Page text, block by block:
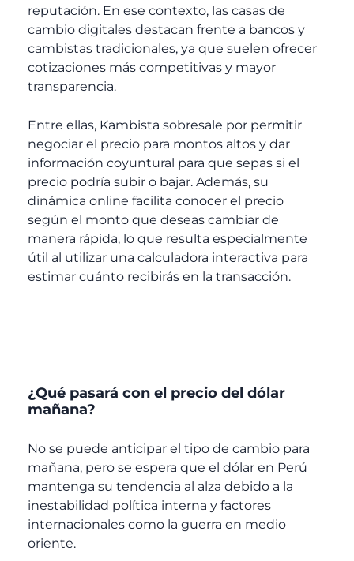
reputación. En ese contexto, las casas de
cambio digitales destacan frente a bancos y
cambistas tradicionales, ya que suelen ofrecer
cotizaciones más competitivas y mayor
transparencia.
Entre ellas, Kambista sobresale por permitir
negociar el precio para montos altos y dar
información coyuntural para que sepas si el
precio podría subir o bajar. Además, su
dinámica online facilita conocer el precio
según el monto que deseas cambiar de
manera rápida, lo que resulta especialmente
útil al utilizar una calculadora interactiva para
estimar cuánto recibirás en la transacción.
¿Qué pasará con el precio del dólar
mañana?
No se puede anticipar el tipo de cambio para
mañana, pero se espera que el dólar en Perú
mantenga su tendencia al alza debido a la
inestabilidad política interna y factores
internacionales como la guerra en medio
oriente.